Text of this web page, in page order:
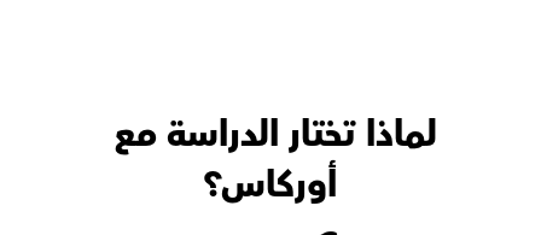
أوركاس؟